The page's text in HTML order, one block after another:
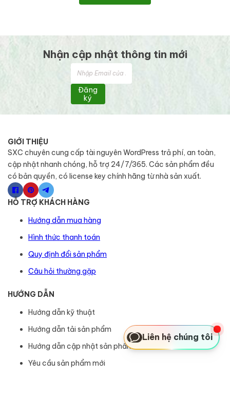
Nhận cập nhật thông tin mới
Đăng
ký
GIỚI THIỆU
SXC chuyên cung cấp tài nguyên WordPress trả phí, an toàn,
cập nhật nhanh chóng, hỗ trợ 24/7/365. Các sản phẩm đều
có bản quyền, có license key chính hãng từ nhà sản xuất.
HỖ TRỢ KHÁCH HÀNG
Hướng dẫn mua hàng
Hình thức thanh toán
Quy định đổi sản phẩm
Câu hỏi thường gặp
HƯỚNG DẪN
Hướng dẫn kỹ thuật
Hướng dẫn tải sản phẩm
Hướng dẫn cập nhật sản phẩm
Yêu cầu sản phẩm mới
Liên hệ chúng tôi